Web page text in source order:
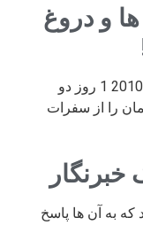
و دروغ
چهارشنبه 31 شهریور 89 / 22 سپتامبر 2010 1 روز دو
آلمان را از سفرات
به آن ها پاسخ